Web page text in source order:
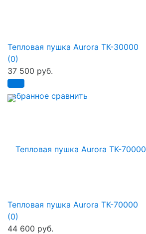
избранное сравнить
Тепловая пушка Aurora ТК-30000
(0)
37 500 руб.
Тепловая пушка Aurora ТК-70000
(0)
44 600 руб.